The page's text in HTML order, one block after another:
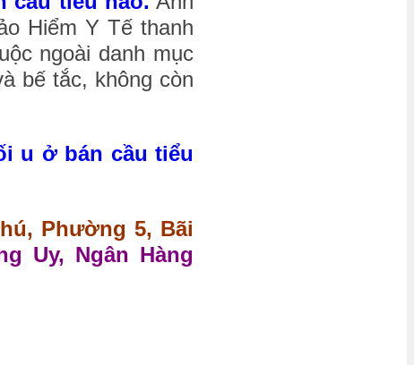
Hiểm Y Tế thanh
ngoài danh mục
bế tắc, không còn
u ở bán cầu tiểu
Phường 5, Bãi
Uy, Ngân Hàng